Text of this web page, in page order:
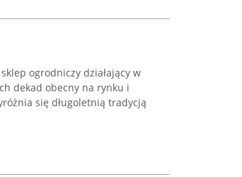
ogrodniczy działający w
dekad obecny na rynku i
się długoletnią tradycją